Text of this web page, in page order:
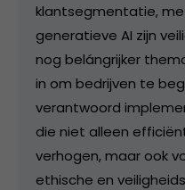
klantsegmentatie,
generatieve AI zijn
nog belángrijker
in om bedrijven te
verantwoord
die niet alleen
verhogen, maar ook
ethische en